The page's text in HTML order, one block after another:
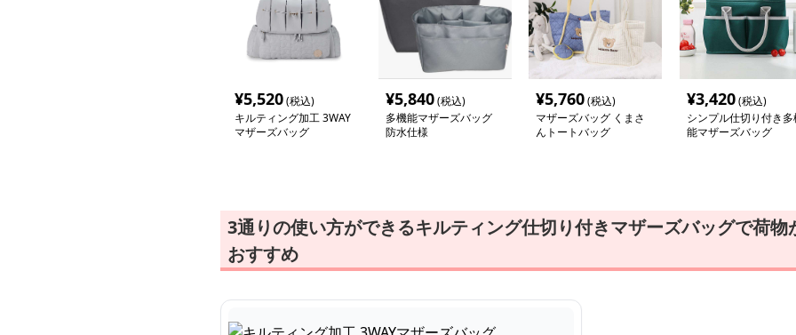
¥5,520(税込)
キルティング加工 3WAY
マザーズバッグ
¥5,840(税込)
多機能マザーズバッグ
防水仕様
¥5,760(税込)
マザーズバッグ くまさ
んトートバッグ
¥3,420(税込)
シンプル仕切り付き多
能マザーズバッグ
3通りの使い方ができるキルティング仕切り付きマザーズバッグで荷物
おすすめ